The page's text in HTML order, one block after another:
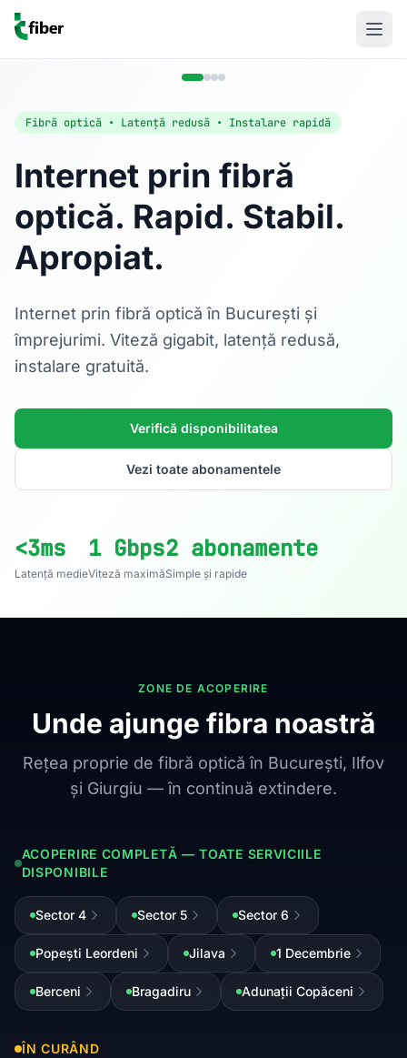
Fibră optică • Latență redusă • Instalare rapidă
Internet prin fibră
optică. Rapid. Stabil.
Apropiat.
Internet prin fibră optică în București și
împrejurimi. Viteză gigabit, latență redusă,
instalare gratuită.
Verifică disponibilitatea
Vezi toate abonamentele
<3ms
Latență medie
1 Gbps
Viteză maximă
2 abonamente
Simple și rapide
Acasă
Internet Rezidențial
Fibră optică până la 1 Gbps, direct în casa ta.
ZONE DE ACOPERIRE
Unde ajunge fibra noastră
Rețea proprie de fibră optică în București, Ilfov
și Giurgiu — în continuă extindere.
ACOPERIRE COMPLETĂ — TOATE SERVICIILE
DISPONIBILE
Sector 4 Sector 5 Sector 6
Popești Leordeni Jilava 1 Decembrie
Berceni Bragadiru Adunații Copăceni
ÎN CURÂND